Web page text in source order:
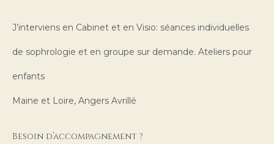
J’interviens en Cabinet et en Visio: séances individuelles
de sophrologie et en groupe sur demande. Ateliers pour
enfants
Maine et Loire, Angers Avrillé
Besoin d’accompagnement ?